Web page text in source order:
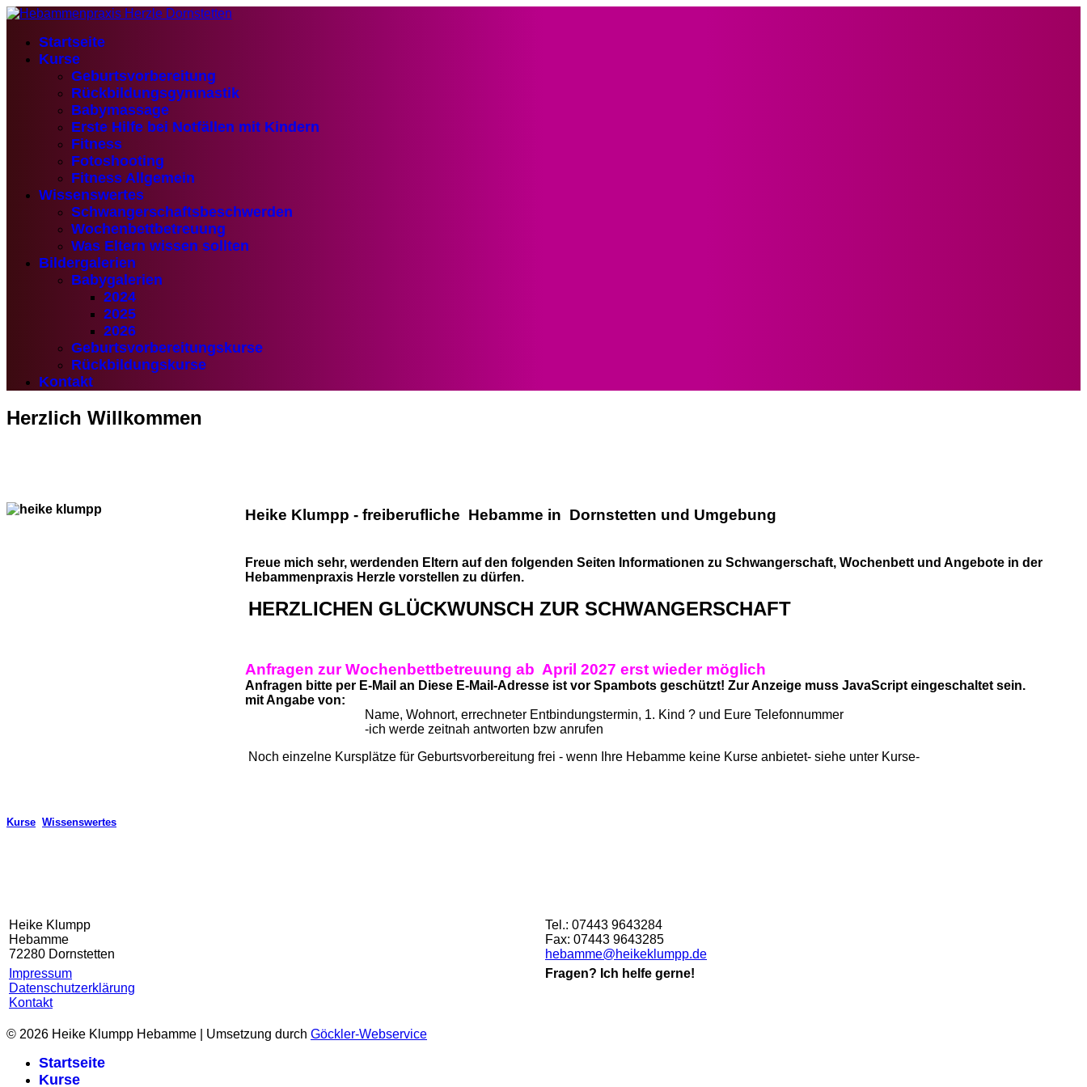
Startseite
Kurse
Geburtsvorbereitung
Rückbildungsgymnastik
Babymassage
Erste Hilfe bei Notfällen mit Kindern
Fitness
Fotoshooting
Fitness Allgemein
Wissenswertes
Schwangerschaftsbeschwerden
Wochenbettbetreuung
Was Eltern wissen sollten
Bildergalerien
Babygalerien
2024
2025
2026
Geburtsvorbereitungskurse
Rückbildungskurse
Kontakt
Herzlich Willkommen
Heike Klumpp - freiberufliche Hebamme in Dornstetten und Umgebung
Freue mich sehr, werdenden Eltern auf den folgenden Seiten Informationen zu Schwangerschaft, Wochenbett und Angebote in der
Hebammenpraxis Herzle vorstellen zu dürfen.
HERZLICHEN GLÜCKWUNSCH ZUR SCHWANGERSCHAFT
Anfragen zur Wochenbettbetreuung ab April 2027 erst wieder möglich
Anfragen bitte per E-Mail an Diese E-Mail-Adresse ist vor Spambots geschützt! Zur Anzeige muss JavaScript eingeschaltet sein.
mit Angabe von:
Name, Wohnort, errechneter Entbindungstermin, 1. Kind ? und Eure Telefonnummer
-ich werde zeitnah antworten bzw anrufen
Noch einzelne Kursplätze für Geburtsvorbereitung frei - wenn Ihre Hebamme keine Kurse anbietet- siehe unter Kurse-
Kurse Wissenswertes
Heike Klumpp
Hebamme
72280 Dornstetten
Tel.: 07443 9643284
Fax: 07443 9643285
hebamme@heikeklumpp.de
Impressum
Datenschutzerklärung
Kontakt
Fragen? Ich helfe gerne!
© 2026 Heike Klumpp Hebamme | Umsetzung durch Göckler-Webservice
Startseite
Kurse